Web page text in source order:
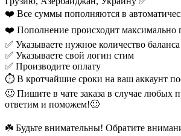
❤️ Все суммы пополняются в
❤️ Пополнение происходит максимально
✅ Указываете нужное количество баланса
✅ Указываете свой логин стим
✅ Производите оплату
⏱ В кротчайшие сроки на ваш аккаунт
🙂 Пишите в чате заказа в случае любых
ответим и поможем!🙂
☘️ Будьте внимательны! Обратите